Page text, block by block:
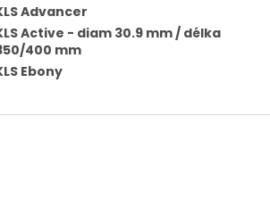
Advancer
Active - diam 30.9 mm / délka
400 mm
Ebony